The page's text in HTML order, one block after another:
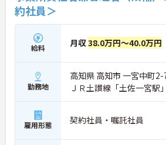
約社員＞
給料 月収38.0万円～40.0万円
勤務地
高知県 高知市 一宮中町
ＪＲ土讃線「土佐一宮駅
雇用形態 契約社員・嘱託社員